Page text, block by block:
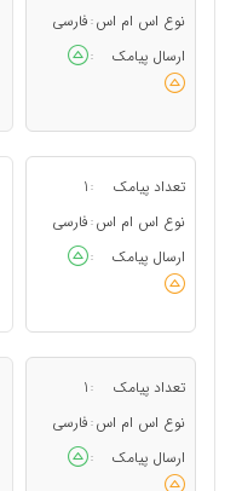
نوع اس ام اس : فارسی
ارسال پیامک
:
تعداد پیامک :
1
نوع اس ام اس : فارسی
ارسال پیامک
:
تعداد پیامک :
1
نوع اس ام اس : فارسی
ارسال پیامک
: